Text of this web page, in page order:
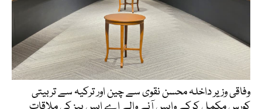
وفاقی وزیر داخلہ محسن نقوی سے چین اور ترکیہ سے تربیتی